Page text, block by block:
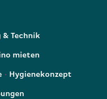
Technik
mieten
Hygienekonzept